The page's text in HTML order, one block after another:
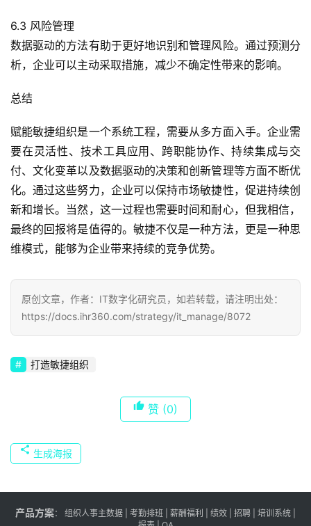
6.3 风险管理
数据驱动的方法有助于更好地识别和管理风险。通过预测分
析，企业可以主动采取措施，减少不确定性带来的影响。
总结
赋能敏捷组织是一个系统工程，需要从多方面入手。企业需
要在灵活性、技术工具应用、跨职能协作、持续集成与交
付、文化变革以及数据驱动的决策和创新管理等方面不断优
化。通过这些努力，企业可以保持市场敏捷性，促进持续创
新和增长。当然，这一过程也需要时间和耐心，但我相信，
最终的回报将是值得的。敏捷不仅是一种方法，更是一种思
维模式，能够为企业带来持续的竞争优势。
原创文章，作者：IT数字化研究员，如若转载，请注明出处：
https://docs.ihr360.com/strategy/it_manage/8072
打造敏捷组织
赞 (0)
生成海报
产品方案： 组织人事主数据 考勤排班 薪酬福利 绩效 招聘 | 培训系统 |